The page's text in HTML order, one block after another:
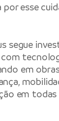
esse
segue
em
em todas